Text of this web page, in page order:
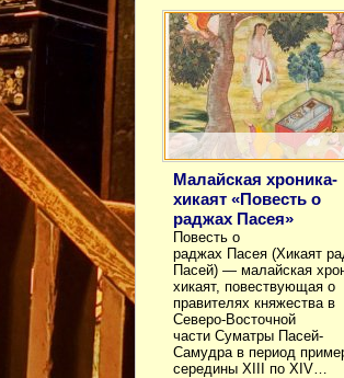
Малайская хроника-
хикаят «Повесть о
раджах Пасея»
Повесть о
раджах Пасея (Хикаят
Пасей) — малайская
хикаят, повествующая о
правителях княжества в
Северо-Восточной
части Суматры Пасей-
Самудра в период
середины XIII по XIV…